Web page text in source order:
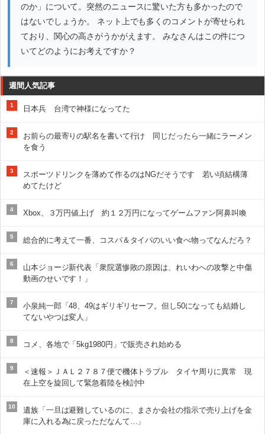
のか」について。突然のニュースに驚いた方も多かったので
はないでしょうか。 ネット上でも多くのコメントが寄せられ
ており、関心の高さがうかがえます。 みなさんはこの件につ
いてどのようにお考えですか？
週間人気記事
1 日本兵 台湾で神様になってた
2
お前らの最寄りの駅名を書いて行け 同じだったら一緒にラーメン
を食う
3
スポーツドリンクを薄めて作るのはNGだそうです 若い頃結構薄
めてたけど
4 Xbox、３万円値上げ 約１２万円になってゲームファン阿鼻叫喚
5 総合的に考えて一番、コスパ＆タイパのいい食べ物ってなんだろ？
6
山本ジョージ新代表「衆院選惨敗の原因は、れいわへの攻撃と中傷
動画のせいです！」
7
小泉純一郎「48、49はギリギリセーフ。但し50になっても結婚し
てないやつは変人」
8 コメ、各地で「5kg1980円」で販売され始める
9
＜速報＞ＪＡＬ２７８７便で機体トラブル タイヤ周りに異常 現
在上空を旋回して緊急着陸を検討中
10
遺族「一旦は避難しているのに、まさか会社の指示で売り上げを金
庫に入れる為に戻っただなんて…」